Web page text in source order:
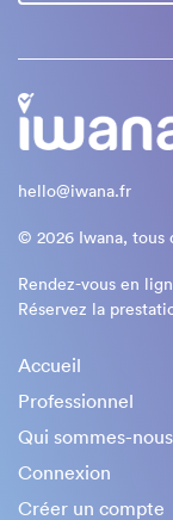
hello@iwana.fr
© 2026 Iwana, tous
Rendez-vous en
Réservez la
Accueil
Professionnel
Qui sommes-nous
Connexion
Créer un compte